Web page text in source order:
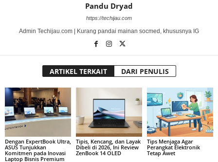
Pandu Dryad
https://techijau.com
Admin Techijau.com | Kurang pandai mainan socmed, khususnya IG
ARTIKEL TERKAIT DARI PENULIS
Dengan ExpertBook Ultra,
ASUS Tunjukkan
Komitmen pada Inovasi
Laptop Bisnis Premium
Tipis, Kencang, dan Layak
Dibeli di 2026, Ini Review
ZenBook 14 OLED
Tips Menjaga Agar
Perangkat Elektronik
Tetap Awet